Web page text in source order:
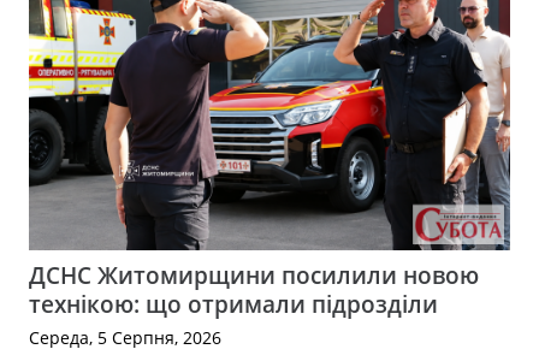
ДСНС Житомирщини посилили новою
технікою: що отримали підрозділи
Середа, 5 Серпня, 2026